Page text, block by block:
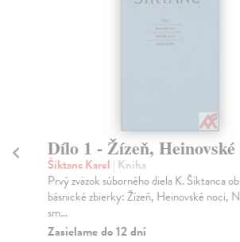
Dílo 1 - Žízeň,
Šiktanc Karel | Kniha
Prvý zväzok súborného diela K. Šiktanca
básnické zbierky: Žízeň, Heinovské noci,
sm...
Zasielame do 12 dní